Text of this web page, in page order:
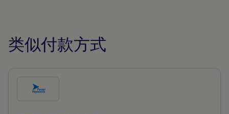
类似付款方式
选